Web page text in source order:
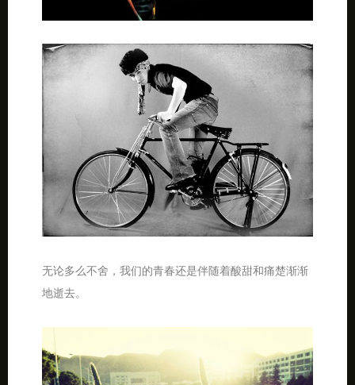
无论多么不舍，我们的青春还是伴随着酸甜和痛楚渐渐
地逝去。